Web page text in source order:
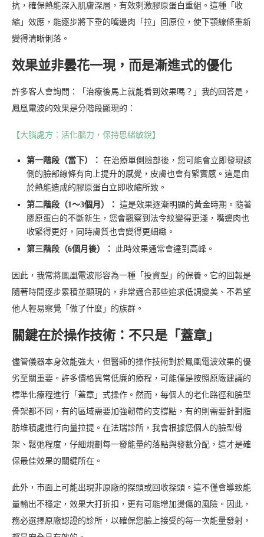
抗，確保熱能深入肌膚深層，有效刺激膠原蛋白重組。這種「收
縮」效應，能逐步將下垂的嘴邊肉「拉」回原位，使下顎線條重新
變得清晰俐落。
效果並非曇花一現，而是漸進式的優化
許多客人會詢問：「治療後馬上就能看到效果嗎？」我的回答是，
鳳凰電波的效果是分階段顯現的：
【大腦處方：活化腦力，保持思緒敏銳】
第一階段（當下）： 在治療單側臉部後，您可能會立即發現該
側的臉部線條有向上提升的感覺，皮膚也會有緊實感。這是由
於熱能造成的膠原蛋白立即收縮所致。
第二階段（1～3個月）： 這是效果逐漸明顯的黃金時期。隨著
膠原蛋白的不斷新生，您會觀察到法令紋變得更淺，嘴邊肉也
收緊得更好，同時膚質也會變得更細緻。
第三階段（6個月後）：
此時效果通常會達到高峰。
因此，我常將鳳凰電波形容為一種「投資型」的保養。它的回報是
隨著時間逐步累積並顯現的，非常適合那些追求低調變美、不希望
他人輕易察覺「做了什麼」的族群。
關鍵在於操作技術：不只是「蓋章」
儘管儀器本身效能強大，但醫師的操作技術對於鳳凰電波效果的優
劣至關重要。許多價格異常低廉的療程，可能僅是按照原廠建議的
標準化療程進行「蓋章」式操作。然而，每個人的老化路徑和臉型
骨架都不同，有的區域需要加強韌帶的支撐點，有的則需要針對脂
肪堆積處進行向量拉提。在法瑞診所，我會根據您個人的臉型骨
架、鬆弛程度，仔細規劃每一發能量的落點與發數分配，這才是確
保最佳效果的關鍵所在。
此外，市面上可能出現非原廠的探頭或回收探頭。這不僅會導致能
量輸出不穩定，效果大打折扣，更有可能增加燙傷的風險。因此，
務必選擇原廠認證的診所，以確保您臉上接受的每一次能量發射，